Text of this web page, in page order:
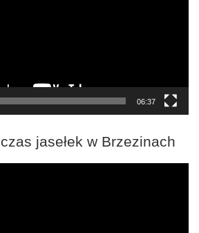
06:37
jasełek w Brzezinach